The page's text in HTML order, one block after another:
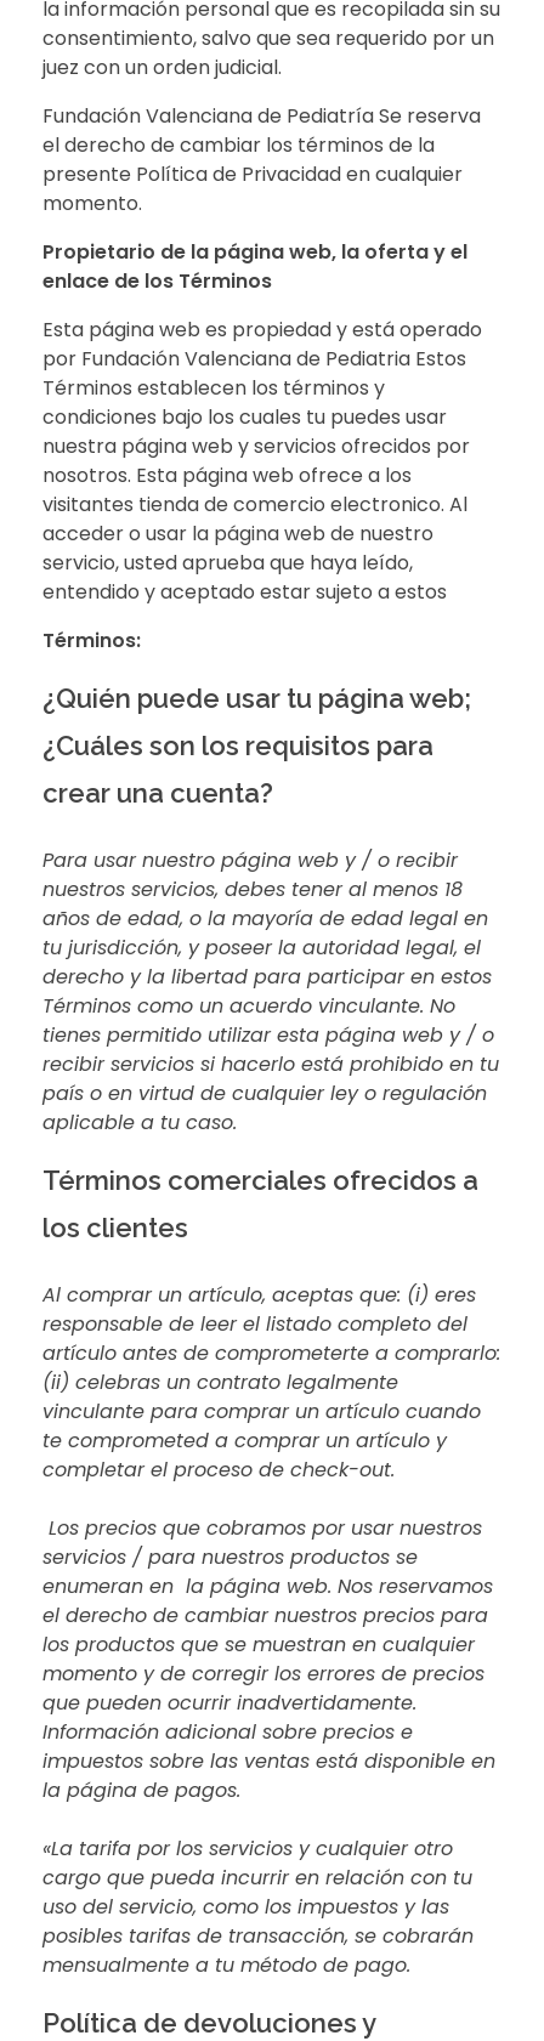
la información personal que es recopilada sin su
consentimiento, salvo que sea requerido por un
juez con un orden judicial.
Fundación Valenciana de Pediatría Se reserva
el derecho de cambiar los términos de la
presente Política de Privacidad en cualquier
momento.
Propietario de la página web, la oferta y el
enlace de los Términos
Esta página web es propiedad y está operado
por Fundación Valenciana de Pediatria Estos
Términos establecen los términos y
condiciones bajo los cuales tu puedes usar
nuestra página web y servicios ofrecidos por
nosotros. Esta página web ofrece a los
visitantes tienda de comercio electronico. Al
acceder o usar la página web de nuestro
servicio, usted aprueba que haya leído,
entendido y aceptado estar sujeto a estos
Términos:
¿Quién puede usar tu página web;
¿Cuáles son los requisitos para
crear una cuenta?
Para usar nuestro página web y / o recibir
nuestros servicios, debes tener al menos 18
años de edad, o la mayoría de edad legal en
tu jurisdicción, y poseer la autoridad legal, el
derecho y la libertad para participar en estos
Términos como un acuerdo vinculante. No
tienes permitido utilizar esta página web y / o
recibir servicios si hacerlo está prohibido en tu
país o en virtud de cualquier ley o regulación
aplicable a tu caso.
Términos comerciales ofrecidos a
los clientes
Al comprar un artículo, aceptas que: (i) eres
responsable de leer el listado completo del
artículo antes de comprometerte a comprarlo:
(ii) celebras un contrato legalmente
vinculante para comprar un artículo cuando
te comprometed a comprar un artículo y
completar el proceso de check-out.
Los precios que cobramos por usar nuestros
servicios / para nuestros productos se
enumeran en la página web. Nos reservamos
el derecho de cambiar nuestros precios para
los productos que se muestran en cualquier
momento y de corregir los errores de precios
que pueden ocurrir inadvertidamente.
Información adicional sobre precios e
impuestos sobre las ventas está disponible en
la página de pagos.
«La tarifa por los servicios y cualquier otro
cargo que pueda incurrir en relación con tu
uso del servicio, como los impuestos y las
posibles tarifas de transacción, se cobrarán
mensualmente a tu método de pago.
Política de devoluciones y